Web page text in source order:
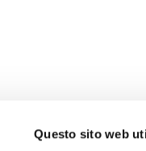
Questo sito web